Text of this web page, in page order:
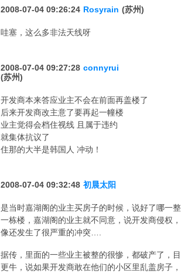
2008-07-04 09:26:24 Rosyrain (苏州)
哇塞，这么多非法天线呀
2008-07-04 09:27:28 connyrui
(苏州)
开发商本来答应业主不会在前面再盖楼了
后来开发商改主意了要再起一幢楼
业主觉得会档住视线 且属于违约
就集体抗议了
住那的大半是韩国人 冲动！
2008-07-04 09:32:48 初晨太阳
是当时嘉湖阁的业主买房子的时候，说好了哪一
一栋楼，嘉湖阁的业主就不同意，说开发商侵权
像还发生了很严重的冲突….
据传，里面的一些业主被整的很惨，都破产了，
更牛，说如果开发商敢在他们的小区里乱盖房子